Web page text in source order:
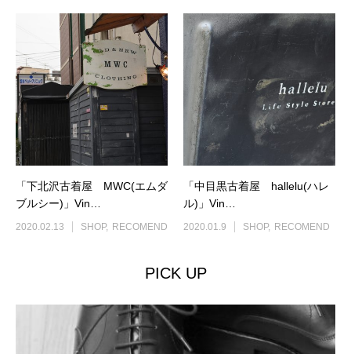
「下北沢古着屋 MWC(エムダ
ブルシー)」Vin…
2020.02.13 SHOP RECOMEND
「中目黒古着屋 hallelu(ハレ
ル)」Vin…
2020.01.9 SHOP RECOMEND
PICK UP